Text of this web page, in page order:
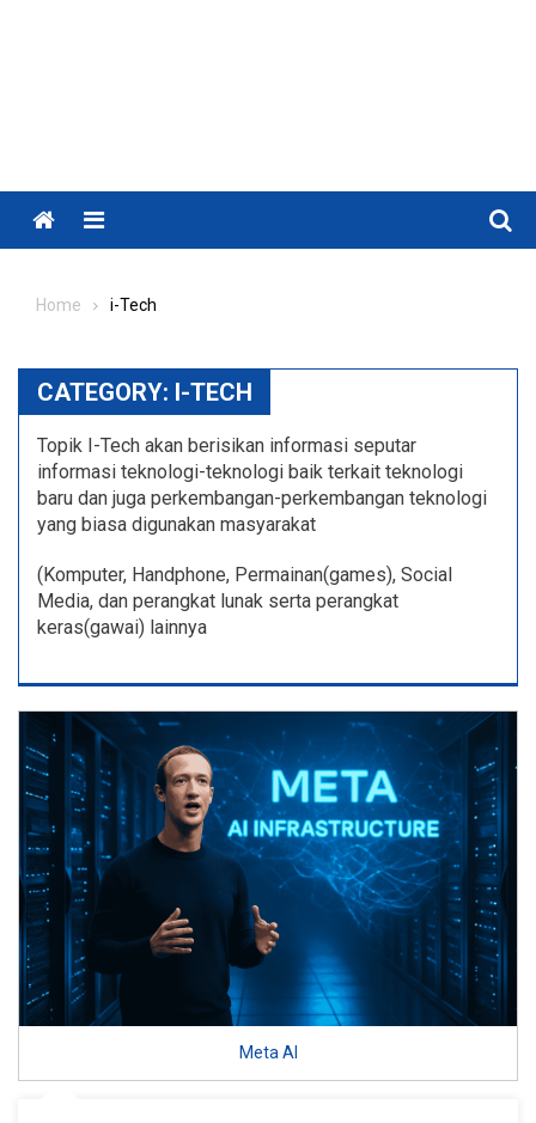
Menu
Home i-Tech
CATEGORY: I-TECH
Topik I-Tech akan berisikan informasi seputar
informasi teknologi-teknologi baik terkait teknologi
baru dan juga perkembangan-perkembangan teknologi
yang biasa digunakan masyarakat
(Komputer, Handphone, Permainan(games), Social
Media, dan perangkat lunak serta perangkat
keras(gawai) lainnya
Meta AI